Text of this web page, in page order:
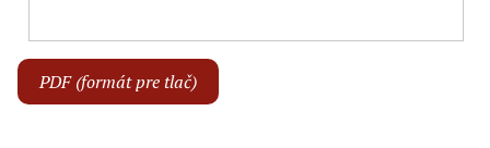
PDF (formát pre tlač)